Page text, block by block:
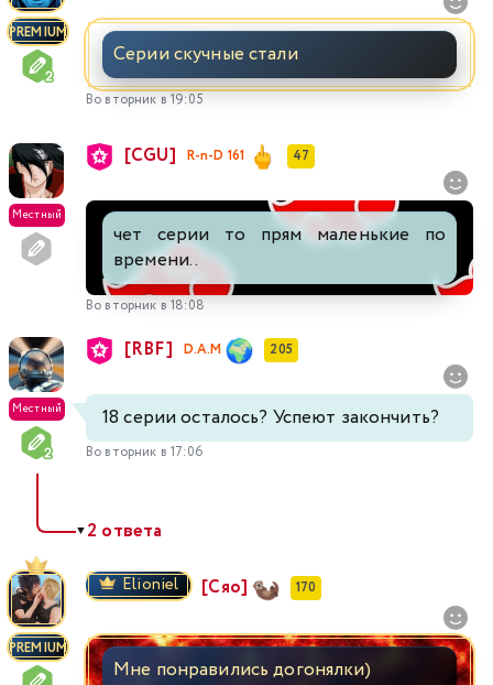
PREMIUM
Серии скучные стали
Во вторник в 19:05
Местный
[CGU] R-n-D 161 47
чет серии то прям маленькие по
времени..
Во вторник в 18:08
Местный
[RBF] D.A.M 205
18 серии осталось? Успеют закончить?
Во вторник в 17:06
▼2 ответа
PREMIUM
Elioniel [Сяо] 170
Мне понравились догонялки)